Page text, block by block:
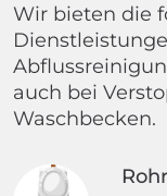
Wir bieten die
auch bei
Waschbecken.